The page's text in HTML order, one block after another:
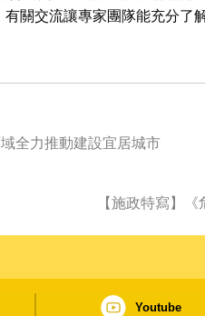
關交流讓專家團隊能充分了
全力推動建設宜居城市
【施政特寫】
Youtube